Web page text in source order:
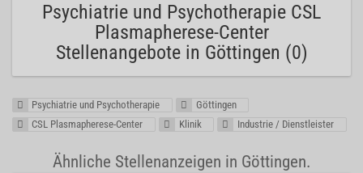
Psychiatrie und Psychotherapie CSL
Plasmapherese-Center
Stellenangebote in Göttingen (0)
Psychiatrie und Psychotherapie
Göttingen
CSL Plasmapherese-Center
Klinik Industrie / Dienstleister
Ähnliche Stellenanzeigen in Göttingen.